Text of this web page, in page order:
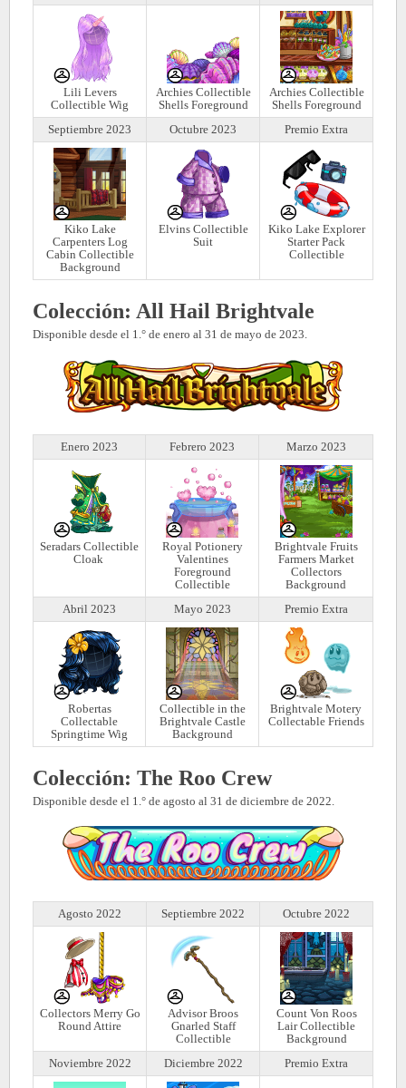
Lili Levers
Collectible Wig
Archies Collectible
Shells Foreground
Archies Collectible
Shells Foreground
Septiembre 2023
Octubre 2023 Premio Extra
Kiko Lake
Carpenters Log
Cabin Collectible
Background
Elvins Collectible
Suit
Kiko Lake Explorer
Starter Pack
Collectible
Colección: All Hail Brightvale
Disponible desde el 1.° de enero al 31 de mayo de 2023.
Enero 2023 Febrero 2023 Marzo 2023
Seradars Collectible
Cloak
Royal Potionery
Valentines
Foreground
Collectible
Brightvale Fruits
Farmers Market
Collectors
Background
Abril 2023
Mayo 2023 Premio Extra
Robertas
Collectable
Springtime Wig
Collectible in the
Brightvale Castle
Background
Brightvale Motery
Collectable Friends
Colección: The Roo Crew
Disponible desde el 1.° de agosto al 31 de diciembre de 2022.
Agosto 2022 Septiembre 2022 Octubre 2022
Collectors Merry Go
Round Attire
Advisor Broos
Gnarled Staff
Collectible
Count Von Roos
Lair Collectible
Background
Noviembre 2022
Diciembre 2022 Premio Extra